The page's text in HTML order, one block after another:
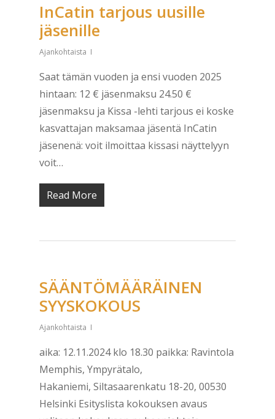
InCatin tarjous uusille
jäsenille
Ajankohtaista
Saat tämän vuoden ja ensi vuoden 2025
hintaan: 12 € jäsenmaksu 24.50 €
jäsenmaksu ja Kissa -lehti tarjous ei koske
kasvattajan maksamaa jäsentä InCatin
jäsenenä: voit ilmoittaa kissasi näyttelyyn
voit…
Read More
SÄÄNTÖMÄÄRÄINEN
SYYSKOKOUS
Ajankohtaista
aika: 12.11.2024 klo 18.30 paikka: Ravintola
Memphis, Ympyrätalo,
Hakaniemi, Siltasaarenkatu 18-20, 00530
Helsinki Esityslista kokouksen avaus